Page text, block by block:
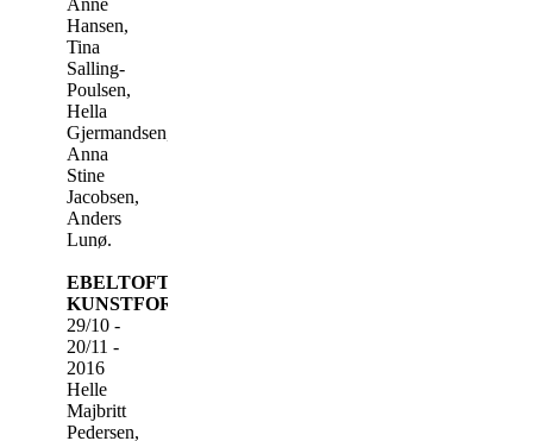
Anne
Hansen,
Tina
Salling-
Poulsen,
Hella
Gjermandsen,
Anna
Stine
Jacobsen,
Anders
Lunø.
EBELTOFT
KUNSTFORENING
29/10 -
20/11 -
2016
Helle
Majbritt
Pedersen,